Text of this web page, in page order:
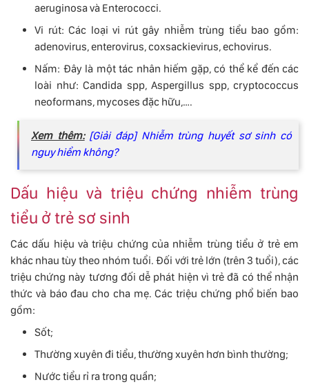
aeruginosa và Enterococci.
Vi rút: Các loại vi rút gây nhiễm trùng tiểu bao gồm:
adenovirus, enterovirus, coxsackievirus, echovirus.
Nấm: Đây là một tác nhân hiếm gặp, có thể kể đến các
loài như: Candida spp, Aspergillus spp, cryptococcus
neoformans, mycoses đặc hữu,….
Xem thêm: [Giải đáp] Nhiễm trùng huyết sơ sinh có
nguy hiểm không?
Dấu hiệu và triệu chứng nhiễm trùng
tiểu ở trẻ sơ sinh
Các dấu hiệu và triệu chứng của nhiễm trùng tiểu ở trẻ em
khác nhau tùy theo nhóm tuổi. Đối với trẻ lớn (trên 3 tuổi), các
triệu chứng này tương đối dễ phát hiện vì trẻ đã có thể nhận
thức và báo đau cho cha mẹ. Các triệu chứng phổ biến bao
gồm:
Sốt;
Thường xuyên đi tiểu, thường xuyên hơn bình thường;
Nước tiểu rỉ ra trong quần;